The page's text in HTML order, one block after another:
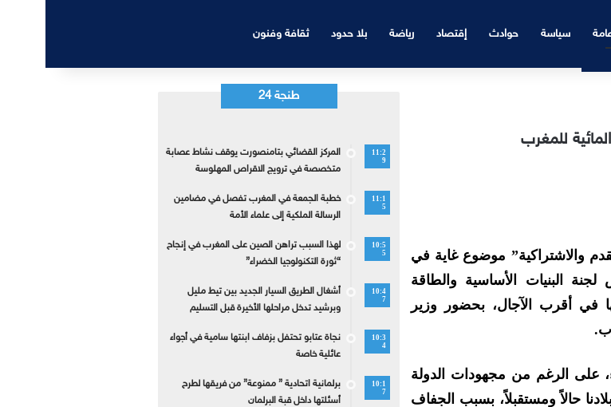
سياسة حوادث إقتصاد رياضة بلا حدود ثقافة وفنون
للمغرب
والاشتراكية” موضوع غاية في
البنيات الأساسية والطاقة
في أقرب الآجال، بحضور وزير
على الرغم من مجهودات الدولة
حالاً ومستقبلاً، بسبب الجفاف
طنجة 24
11:2
9
المركز القضائي بتامنصورت يوقف نشاط عصابة
متخصصة في ترويج الاقراص المهلوسة
11:1
5
خطبة الجمعة في المغرب تفصل في مضامين
الرسالة الملكية إلى علماء الأمة
10:5
5
لهذا السبب تراهن الصين على المغرب في إنجاح
“ثورة التكنولوجيا الخضراء”
10:4
7
أشغال الطريق السيار الجديد بين تيط مليل
وبرشيد تدخل مراحلها الأخيرة قبل التسليم
10:3
4
نجاة عتابو تحتفل بزفاف ابنتها سامية في أجواء
عائلية خاصة
10:1
7
برلمانية اتحادية ” ممنوعة” من فريقها لطرح
أسئلتها داخل قبة البرلمان